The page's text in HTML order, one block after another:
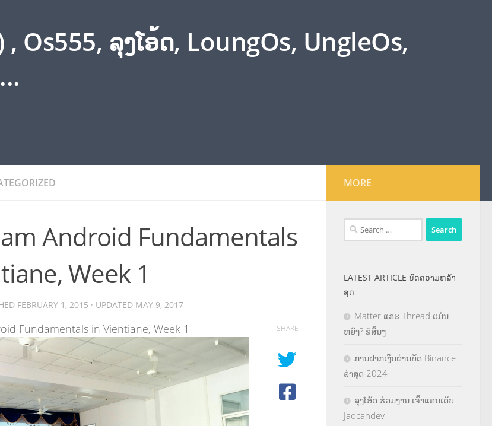
Os555, ລຸງໂອ້ດ, LoungOs, UngleOs,
Android Fundamentals
Week 1
FEBRUARY 1, 2015 · UPDATED MAY 9, 2017
Fundamentals in Vientiane, Week 1 SHARE
MORE
Search
for:
LATEST ARTICLE ບົດຄວາມຫລ້າ
ສຸດ
Matter ແລະ Thread ແມ່ນ
ຫຍັງ? ຂໍສັ້ນໆ
ການຝາກເງິນຜ່ານບັດ Binance
ລ່າສຸດ 2024
ລຸງໂອ້ດ ຮ່ວມງານ ເຈົ້າແຄນເດັບ
Jaocandev